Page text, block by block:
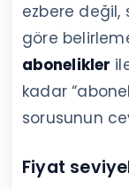
ezbere değil,
göre
abonelikler
kadar
sorusunun
Fiyat